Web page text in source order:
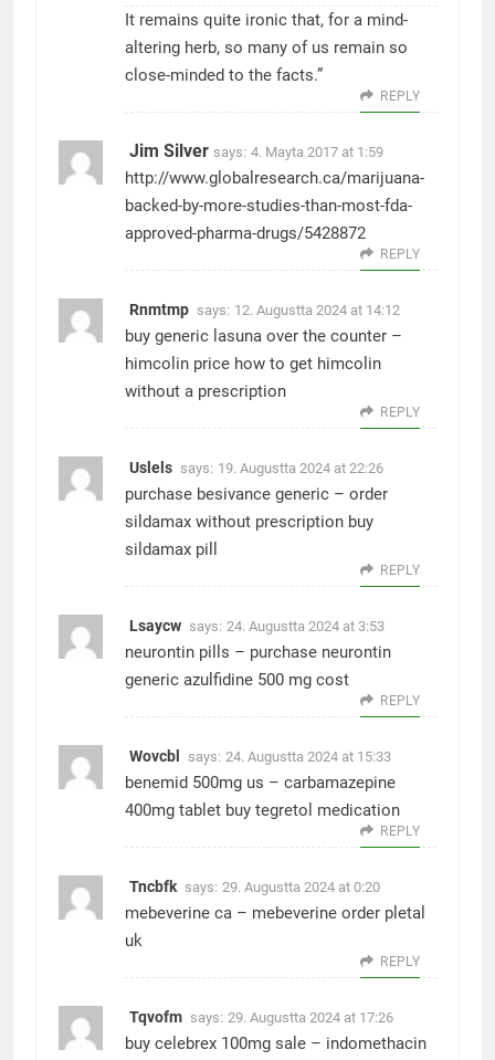
It remains quite ironic that, for a mind-
altering herb, so many of us remain so
close-minded to the facts.”
REPLY
Jim Silver says: 4. Mayta 2017 at 1:59
http://www.globalresearch.ca/marijuana-
backed-by-more-studies-than-most-fda-
approved-pharma-drugs/5428872
REPLY
Rnmtmp says: 12. Augustta 2024 at 14:12
buy generic lasuna over the counter –
himcolin price how to get himcolin
without a prescription
REPLY
Uslels says: 19. Augustta 2024 at 22:26
purchase besivance generic – order
sildamax without prescription buy
sildamax pill
REPLY
Lsaycw says: 24. Augustta 2024 at 3:53
neurontin pills – purchase neurontin
generic azulfidine 500 mg cost
REPLY
Wovcbl says: 24. Augustta 2024 at 15:33
benemid 500mg us – carbamazepine
400mg tablet buy tegretol medication
REPLY
Tncbfk says: 29. Augustta 2024 at 0:20
mebeverine ca – mebeverine order pletal
uk
REPLY
Tqvofm says: 29. Augustta 2024 at 17:26
buy celebrex 100mg sale – indomethacin